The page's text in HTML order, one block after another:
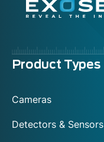
Menu
Product Types
Cameras
Detectors & Sensors